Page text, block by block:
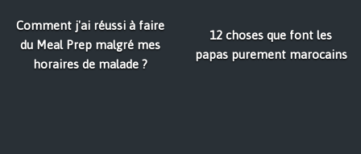
Comment j'ai réussi à faire
du Meal Prep malgré mes
horaires de malade ?
12 choses que font les
papas purement marocains